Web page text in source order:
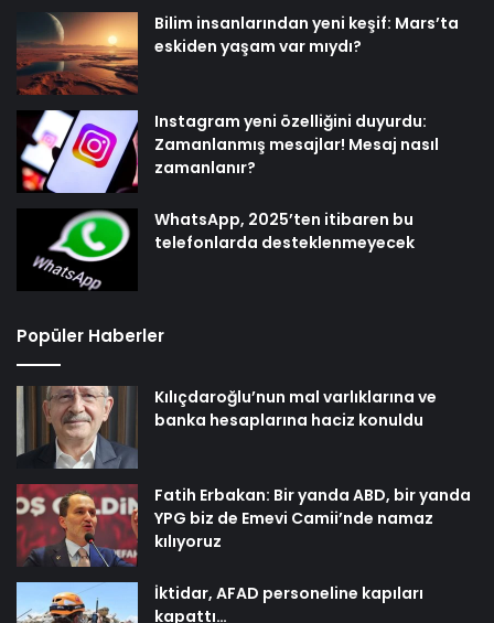
Bilim insanlarından yeni keşif: Mars’ta
eskiden yaşam var mıydı?
Instagram yeni özelliğini duyurdu:
Zamanlanmış mesajlar! Mesaj nasıl
zamanlanır?
WhatsApp, 2025’ten itibaren bu
telefonlarda desteklenmeyecek
Popüler Haberler
Kılıçdaroğlu’nun mal varlıklarına ve
banka hesaplarına haciz konuldu
Fatih Erbakan: Bir yanda ABD, bir yanda
YPG biz de Emevi Camii’nde namaz
kılıyoruz
İktidar, AFAD personeline kapıları
kapattı…